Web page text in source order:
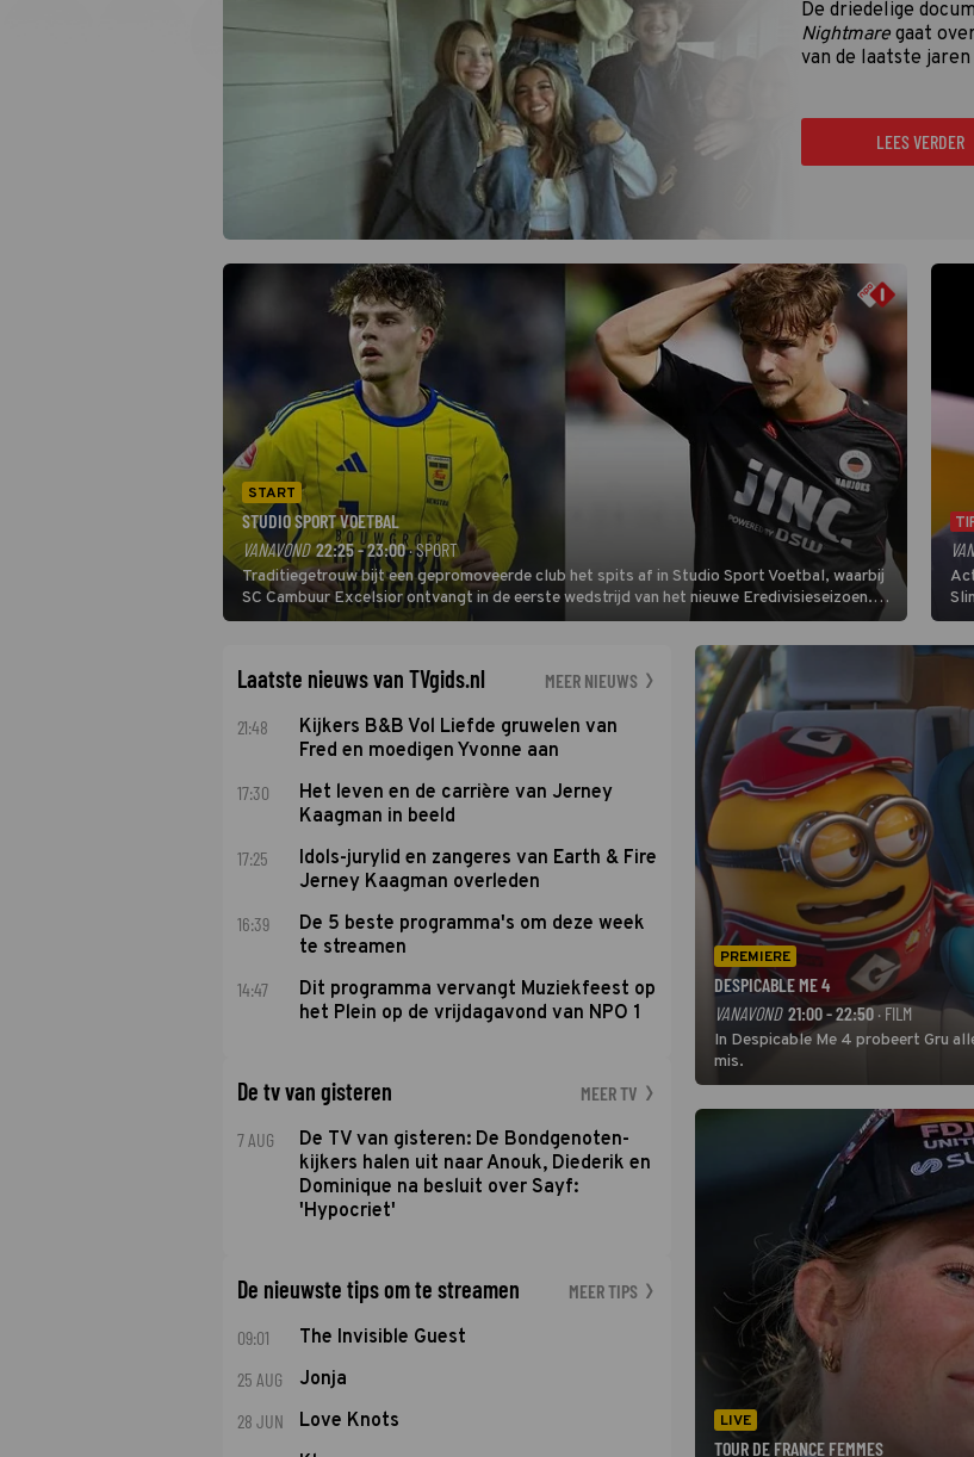
De driedelige
Nightmare gaat
van de laatste
LEES VERDER
START
STUDIO SPORT VOETBAL
VANAVOND 22:25 - 23:00· SPORT
Traditiegetrouw bijt een gepromoveerde club het spits af in Studio Sport Voetbal, waarbij
SC Cambuur Excelsior ontvangt in de eerste wedstrijd van het nieuwe Eredivisieseizoen.
De nieuwe oefenmeester is Johan Plat en hij wil aanvallend voetballen.
de
Laatste nieuws van TVgids.nl MEER NIEUWS
21:48
Kijkers B&B Vol Liefde gruwelen van
Fred en moedigen Yvonne aan
17:30
Het leven en de carrière van Jerney
Kaagman in beeld
17:25
Idols-jurylid en zangeres van Earth & Fire
Jerney Kaagman overleden
16:39
De 5 beste programma's om deze week
te streamen
14:47
Dit programma vervangt Muziekfeest op
het Plein op de vrijdagavond van NPO 1
De tv van gisteren MEER TV
7 AUG
De TV van gisteren: De Bondgenoten-
kijkers halen uit naar Anouk, Diederik en
Dominique na besluit over Sayf:
'Hypocriet'
De nieuwste tips om te streamen MEER TIPS
09:01 The Invisible Guest
25 AUG Jonja
28 JUN Love Knots
PREMIERE
DESPICABLE ME 4
VANAVOND 21:00 - 22:50· FILM
In Despicable Me 4 probeert Gru
mis.
LIVE
TOUR DE FRANCE FEMMES